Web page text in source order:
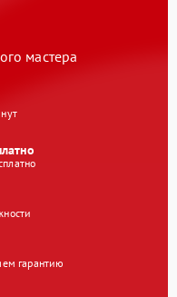
мастера
гарантию